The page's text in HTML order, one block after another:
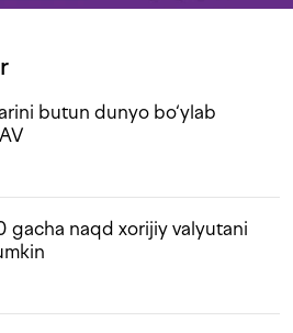
butun dunyo bo‘ylab
gacha naqd xorijiy valyutani